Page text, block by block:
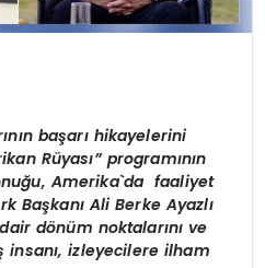
ının başarı hikayelerini
Rüyası” programının
ğu, Amerika`da faaliyet
BaşkanıAli Berke Ayazlı
dönüm noktalarınıve
insanı, izleyecilere ilham